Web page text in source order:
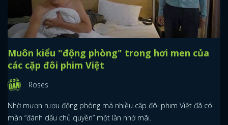
Muôn kiểu "động phòng" trong hơi men của
các cặp đôi phim Việt
Roses
Nhờ mượn rượu động phòng mà nhiều cặp đôi phim Việt đã có
màn “đánh dấu chủ quyền” một lần nhớ mãi.